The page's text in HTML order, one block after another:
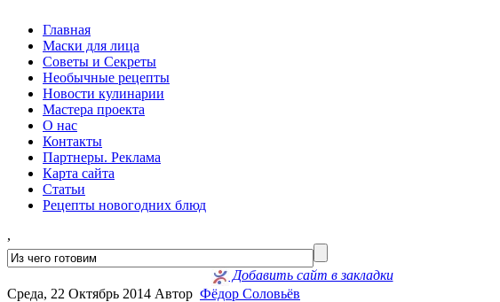
Главная
Маски для лица
Советы и Секреты
Необычные рецепты
Новости кулинарии
Мастера проекта
О нас
Контакты
Партнеры. Реклама
Карта сайта
Статьи
Рецепты новогодних блюд
,
Добавить сайт в закладки
Среда, 22 Октябрь 2014 Автор Фёдор Соловьёв